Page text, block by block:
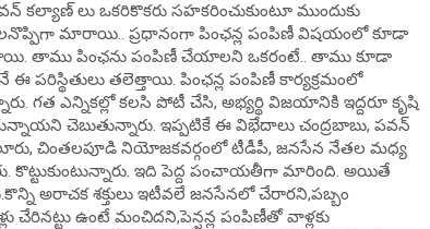
లు ఒకరికొకరు సహకరించుకుంటూ ముందుకు
మారాయి.. ప్రధానంగా పింఛన్ల పంపిణీ విషయంలో కూడా
తాము పింఛను పంపిణీ చేయాలని ఒకరంటే.. తాము కూడా
తలెత్తాయి. పింఛన్ల పంపిణీ కార్యక్రమంలో
గత ఎన్నికల్లో కలసి పోటీ చేసి, అభ్యర్థి విజయానికి ఇద్దరూ కృషి
చెబుతున్నారు. ఇప్పటికే ఈ విభేదాలు చంద్రబాబు, పవన్
చింతలపూడి నియోజకవర్గంలో టీడీపీ, జనసేన నేతల మధ్య
కొట్టుకుంటున్నారు. ఇది పెద్ద పంచాయతీగా మారింది. అయితే
అరాచక శక్తులు ఇటీవలే జనసేనలో చేరారని,పబ్బం
ఉంటే మంచిదని,పెన్షన్ల పంపిణీతో వాళ్లకు